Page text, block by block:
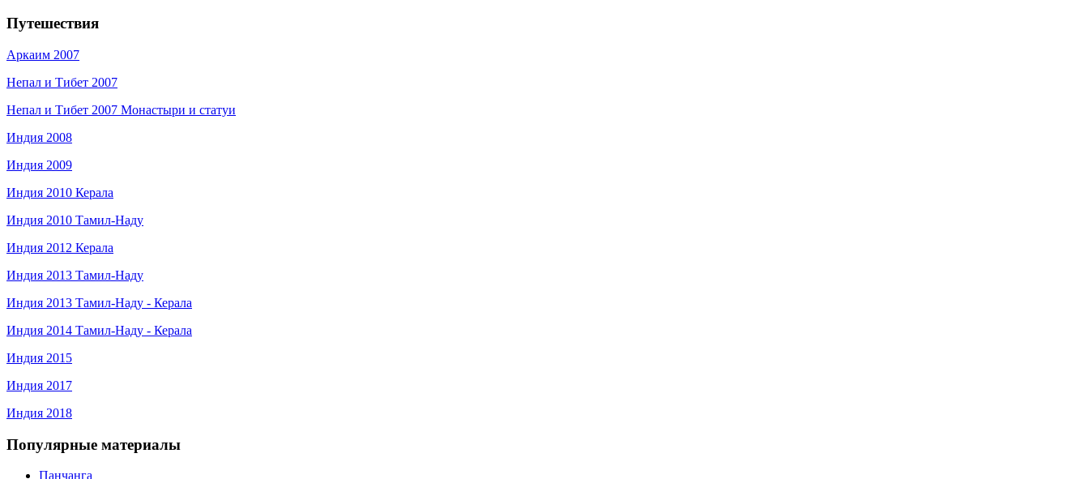
Путешествия
Аркаим 2007
Непал и Тибет 2007
Непал и Тибет 2007 Монастыри и статуи
Индия 2008
Индия 2009
Индия 2010 Керала
Индия 2010 Тамил-Наду
Индия 2012 Керала
Индия 2013 Тамил-Наду
Индия 2013 Тамил-Наду - Керала
Индия 2014 Тамил-Наду - Керала
Индия 2015
Индия 2017
Индия 2018
Популярные материалы
Панчанга